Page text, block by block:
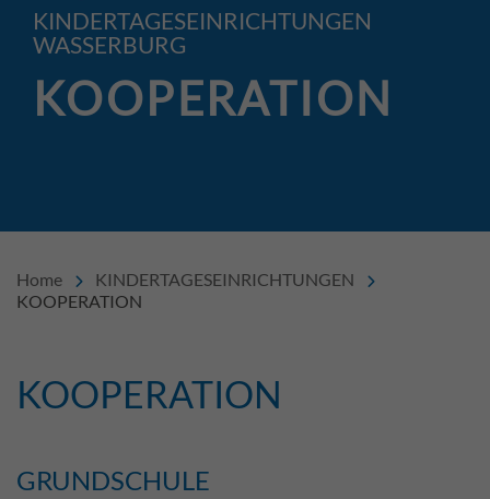
KINDERTAGESEINRICHTUNGEN
WASSERBURG
KOOPERATION
Home
KINDERTAGESEINRICHTUNGEN
KOOPERATION
Einleitung
KOOPERATION
Inhalt
GRUNDSCHULE